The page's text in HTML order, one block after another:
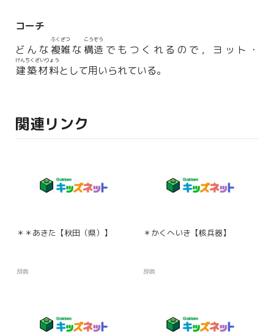
コーチ
どんな複雑
ふくざつ
な 構造
こうぞう
でもつくれるので，ヨット・
建築材料
けんちくざいりょう
として用いられている。
関連リンク
＊＊あきた【秋田（県）】
辞典
＊かくへいき【核兵器】
辞典